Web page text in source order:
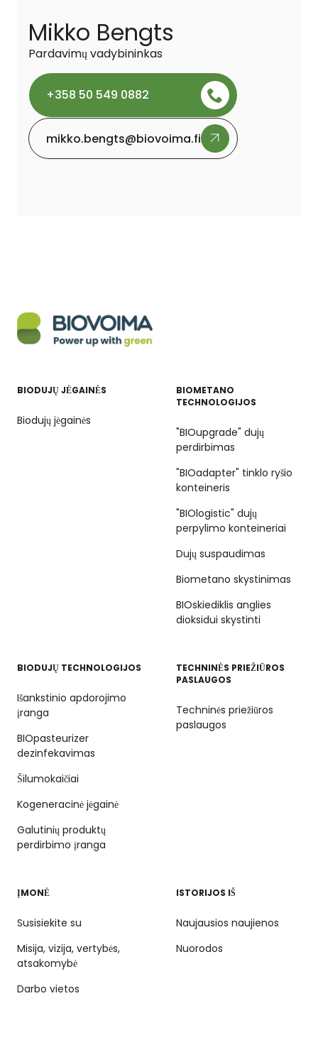
Mikko Bengts
Pardavimų vadybininkas
+358 50 549 0882
mikko.bengts@biovoima.fi
BIODUJŲ JĖGAINĖS
Biodujų jėgainės
BIOMETANO
TECHNOLOGIJOS
"BIOupgrade" dujų
perdirbimas
"BIOadapter" tinklo ryšio
konteineris
"BIOlogistic" dujų
perpylimo konteineriai
Dujų suspaudimas
Biometano skystinimas
BIOskiediklis anglies
dioksidui skystinti
BIODUJŲ TECHNOLOGIJOS
Išankstinio apdorojimo
įranga
BIOpasteurizer
dezinfekavimas
Šilumokaičiai
Kogeneracinė jėgainė
Galutinių produktų
perdirbimo įranga
TECHNINĖS PRIEŽIŪROS
PASLAUGOS
Techninės priežiūros
paslaugos
ĮMONĖ
Susisiekite su
Misija, vizija, vertybės,
atsakomybė
Darbo vietos
ISTORIJOS IŠ
Naujausios naujienos
Nuorodos